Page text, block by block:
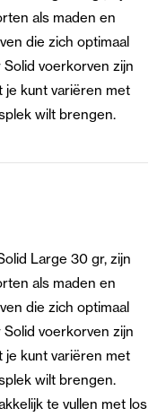
als maden en
die zich optimaal
voerkorven zijn
je kunt variëren met
wilt brengen.
Large 30 gr, zijn
als maden en
die zich optimaal
voerkorven zijn
je kunt variëren met
wilt brengen.
te vullen met los